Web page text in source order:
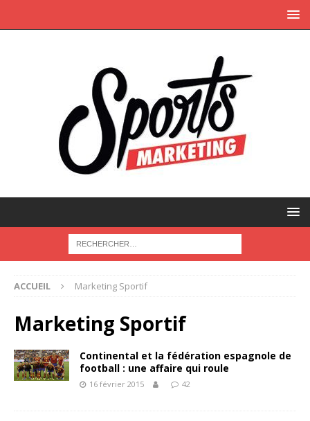
ACCUEIL Marketing Sportif
Marketing Sportif
Continental et la fédération espagnole de
football : une affaire qui roule
16 février 2015 42